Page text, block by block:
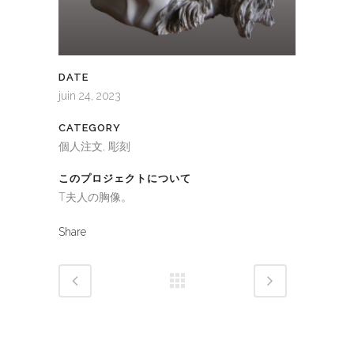
DATE
juin 24, 2023
CATEGORY
個人注文, 彫刻
このプロジェクトについて
T夫人の胸像。
Share